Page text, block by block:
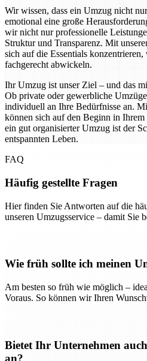
Wir wissen, dass ein Umzug nicht
emotional eine große
wir nicht nur professionelle
Struktur und Transparenz. Mit
sich auf die Essentials
fachgerecht abwickeln.
Ihr Umzug ist unser Ziel – und das
Ob private oder gewerbliche
individuell an Ihre Bedürfnisse an.
können sich auf den Beginn in
ein gut organisierter Umzug ist der
entspannten Leben.
FAQ
Häufig gestellte Fragen
Hier finden Sie Antworten auf die
unseren Umzugsservice – damit Sie
Wie früh sollte ich meinen
Am besten so früh wie möglich –
Voraus. So können wir Ihren
Bietet Ihr Unternehmen
an?